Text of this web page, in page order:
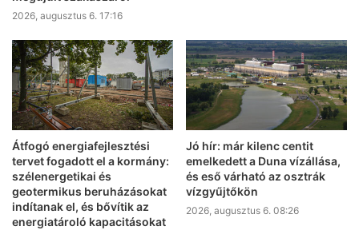
2026, augusztus 6. 17:16
Átfogó energiafejlesztési
tervet fogadott el a kormány:
szélenergetikai és
geotermikus beruházásokat
indítanak el, és bővítik az
energiatároló kapacitásokat
Jó hír: már kilenc centit
emelkedett a Duna vízállása,
és eső várható az osztrák
vízgyűjtőkön
2026, augusztus 6. 08:26